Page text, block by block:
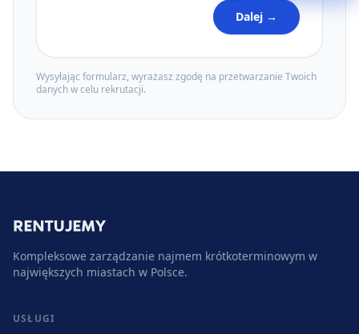
Dalej →
Wysyłając formularz, wyrażasz zgodę na przetwarzanie Twoich
danych w celu rekrutacji.
Kompleksowe zarządzanie najmem krótkoterminowym w
największych miastach w Polsce.
USŁUGI